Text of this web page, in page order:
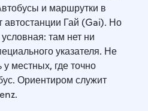
и маршрутки в
автостанции Гай (Gai). Но
там нет ни
указателя. Не
местных, где точно
Ориентиром служит